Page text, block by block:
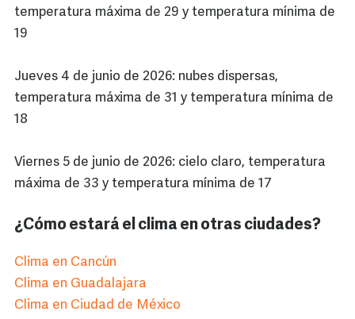
temperatura máxima de 29 y temperatura mínima de
19
Jueves 4 de junio de 2026: nubes dispersas,
temperatura máxima de 31 y temperatura mínima de
18
Viernes 5 de junio de 2026: cielo claro, temperatura
máxima de 33 y temperatura mínima de 17
¿Cómo estará el clima en otras ciudades?
Clima en Cancún
Clima en Guadalajara
Clima en Ciudad de México